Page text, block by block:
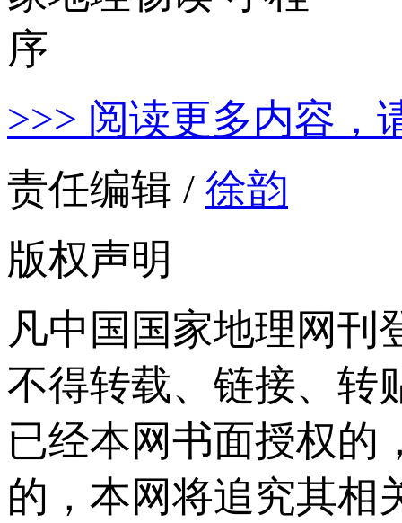
>>> 阅读更多内容，
责任编辑 / 徐韵
版权声明
凡中国国家地理网刊
不得转载、链接、转
已经本网书面授权的
的，本网将追究其相